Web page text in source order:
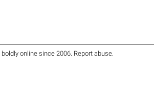
boldly online since 2006. Report abuse.